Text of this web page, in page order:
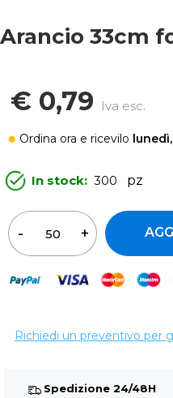
33cm
€ 0,79 Iva esc.
Ordina ora e ricevilo
In stock: 300 pz
Richiedi un preventivo per
Spedizione 24/48H